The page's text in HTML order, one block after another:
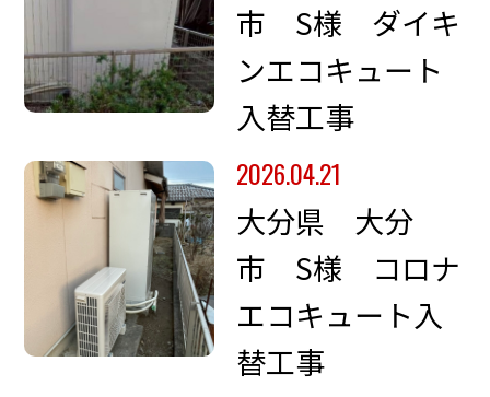
市 S様 ダイキ
ンエコキュート
入替工事
2026.04.21
大分県 大分
市 S様 コロナ
エコキュート入
替工事